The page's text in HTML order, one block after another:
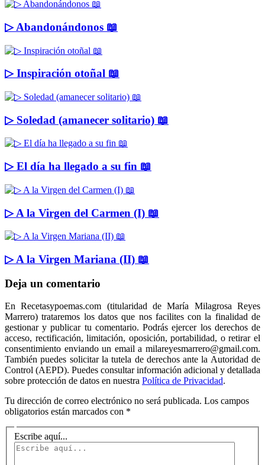
▷ Abandonándonos 📖
▷ Inspiración otoñal 📖
▷ Soledad (amanecer solitario) 📖
▷ El día ha llegado a su fin 📖
▷ A la Virgen del Carmen (I) 📖
▷ A la Virgen Mariana (II) 📖
Deja un comentario
En Recetasypoemas.com (titularidad de María Milagrosa Reyes
Marrero) trataremos los datos que nos facilites con la finalidad de
gestionar y publicar tu comentario. Podrás ejercer los derechos de
acceso, rectificación, limitación, oposición, portabilidad, o retirar el
consentimiento enviando un email a milareyesmarrero@gmail.com.
También puedes solicitar la tutela de derechos ante la Autoridad de
Control (AEPD). Puedes consultar información adicional y detallada
sobre protección de datos en nuestra Política de Privacidad.
Tu dirección de correo electrónico no será publicada. Los campos
obligatorios están marcados con *
Escribe aquí...